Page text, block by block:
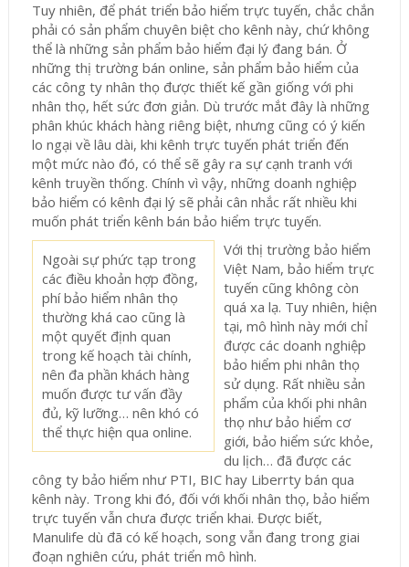
Tuy nhiên, để phát triển bảo hiểm trực tuyến, chắc chắn
phải có sản phẩm chuyên biệt cho kênh này, chứ không
thể là những sản phẩm bảo hiểm đại lý đang bán. Ở
những thị trường bán online, sản phẩm bảo hiểm của
các công ty nhân thọ được thiết kế gần giống với phi
nhân thọ, hết sức đơn giản. Dù trước mắt đây là những
phân khúc khách hàng riêng biệt, nhưng cũng có ý kiến
lo ngại về lâu dài, khi kênh trực tuyến phát triển đến
một mức nào đó, có thể sẽ gây ra sự cạnh tranh với
kênh truyền thống. Chính vì vậy, những doanh nghiệp
bảo hiểm có kênh đại lý sẽ phải cân nhắc rất nhiều khi
muốn phát triển kênh bán bảo hiểm trực tuyến.
Ngoài sự phức tạp trong
các điều khoản hợp đồng,
phí bảo hiểm nhân thọ
thường khá cao cũng là
một quyết định quan
trong kế hoạch tài chính,
nên đa phần khách hàng
muốn được tư vấn đầy
đủ, kỹ lưỡng… nên khó có
thể thực hiện qua online.
Với thị trường bảo hiểm
Việt Nam, bảo hiểm trực
tuyến cũng không còn
quá xa lạ. Tuy nhiên, hiện
tại, mô hình này mới chỉ
được các doanh nghiệp
bảo hiểm phi nhân thọ
sử dụng. Rất nhiều sản
phẩm của khối phi nhân
thọ như bảo hiểm cơ
giới, bảo hiểm sức khỏe,
du lịch… đã được các
công ty bảo hiểm như PTI, BIC hay Liberrty bán qua
kênh này. Trong khi đó, đối với khối nhân thọ, bảo hiểm
trực tuyến vẫn chưa được triển khai. Được biết,
Manulife dù đã có kế hoạch, song vẫn đang trong giai
đoạn nghiên cứu, phát triển mô hình.